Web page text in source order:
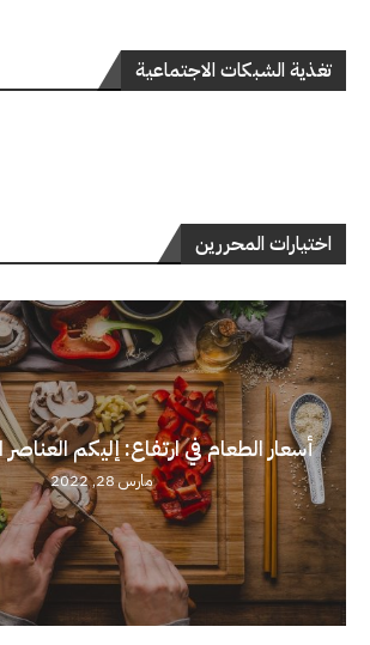
تغذية الشبكات الاجتماعية
اختيارات المحررين
أسعار الطعام في ارتفاع: إليكم
مارس 28, 2022